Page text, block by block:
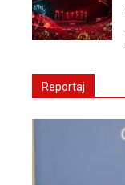
Reportaj